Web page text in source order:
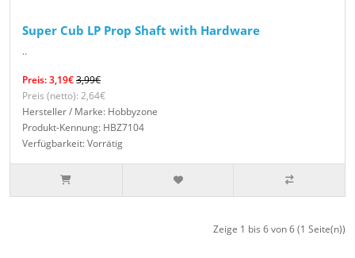
Super Cub LP Prop Shaft with Hardware
..
Preis: 3,19€3,99€
Preis (netto): 2,64€
Hersteller / Marke: Hobbyzone
Produkt-Kennung: HBZ7104
Verfügbarkeit: Vorrätig
Zeige 1 bis 6 von 6 (1 Seite(n))